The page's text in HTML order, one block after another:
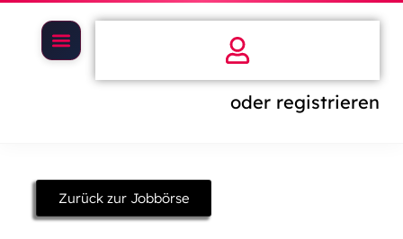
oder registrieren
Zurück zur Jobbörse